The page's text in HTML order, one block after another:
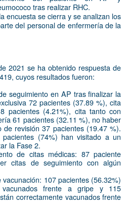
tras realizar RHC.
encuesta se cierra y se analizan los
del personal de enfermería de la
2021 se ha obtenido respuesta de
cuyos resultados fueron:
seguimiento en AP tras finalizar la
72 pacientes (37.89 %), cita
pacientes (4.21%), cita tanto con
61 pacientes (32.11 %), no haber
de revisión 37 pacientes (19.47 %).
(74%) han visitado a un
la Fase 2.
de citas médicas: 87 paciente
citas de seguimiento con algún
107 pacientes (56.32%)
vacunados frente a gripe y 115
correctamente vacunados frente